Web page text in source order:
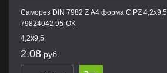
Саморез DIN 7982 Z А4 форма С PZ 4,2х9,5
79824042 95-OK
4,2х9,5
2.08 руб.